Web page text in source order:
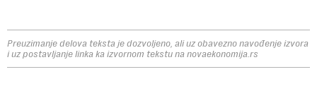
Preuzimanje delova teksta je dozvoljeno, ali uz obavezno navođenje izvora
i uz postavljanje linka ka izvornom tekstu na novaekonomija.rs